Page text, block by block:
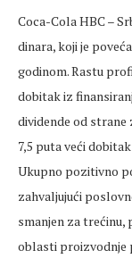
Coca-Cola HBC –
dinara, koji je
godinom. Rastu
dobitak iz
dividende od strane
7,5 puta veći
Ukupno pozitivno
zahvaljujući
smanjen za trećinu,
oblasti proizvodnje